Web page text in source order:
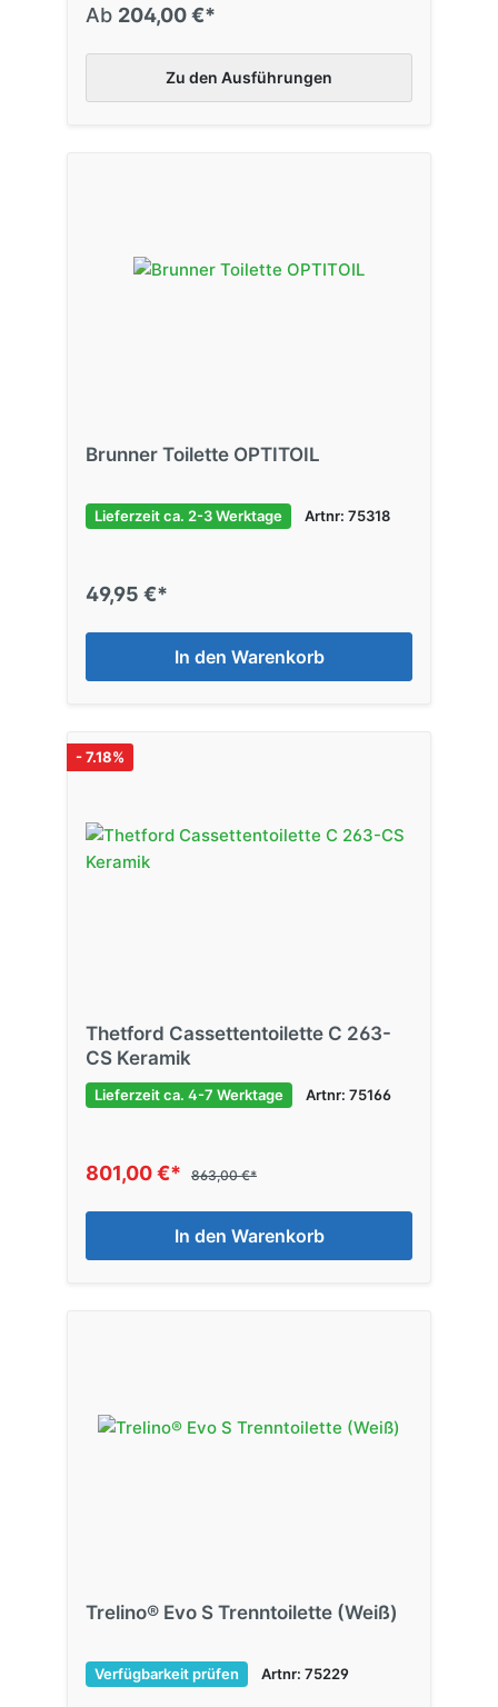
Ab 204,00 €*
Zu den Ausführungen
Brunner Toilette OPTITOIL
Lieferzeit ca. 2-3 Werktage Artnr: 75318
49,95 €*
In den Warenkorb
- 7.18%
Thetford Cassettentoilette C 263-
CS Keramik
Lieferzeit ca. 4-7 Werktage Artnr: 75166
801,00 €* 863,00 €*
In den Warenkorb
Trelino® Evo S Trenntoilette (Weiß)
Verfügbarkeit prüfen Artnr: 75229